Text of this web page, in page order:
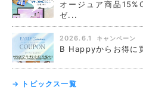
オージュア商品
ゼ...
2026.6.1 キャンペーン
B Happyからお得に
→ トピックス一覧